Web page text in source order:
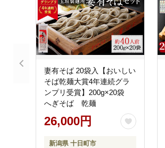
妻有そば 20袋入【おいしい
そば乾麺大賞4年連続グラ
ンプリ受賞】200g×20袋
へぎそば 乾麺
26,000円
新潟県 十日町市